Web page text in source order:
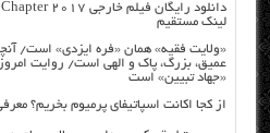
لینک مستقیم
«ولایت فقیه» همان «فره ایزدی» است/
عمیق، بزرگ، پاک و الهی است/ روایت
«جهاد تبیین» است
از کجا اکانت اسپاتیفای پرمیوم بخریم؟ معرفی ۴ فروشگاه معتبر